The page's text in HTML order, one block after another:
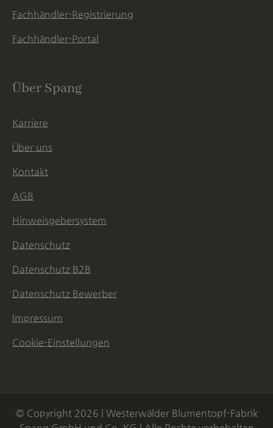
Fachhändler-Registrierung
Fachhändler-Portal
Über Spang
Karriere
Über uns
Kontakt
AGB
Hinweisgebersystem
Datenschutz
Datenschutz B2B
Datenschutz Bewerber
Impressum
Cookie-Einstellungen
© Copyright 2026 | Westerwälder Blumentopf-Fabrik